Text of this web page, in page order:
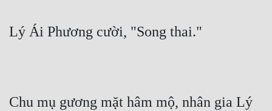
Lý Ái Phương cười, "Song thai."
Chu mụ gương mặt hâm mộ, nhân gia Lý